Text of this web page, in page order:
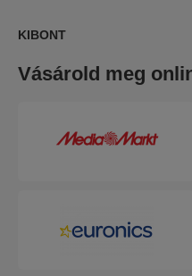
KIBONT
Vásárold meg